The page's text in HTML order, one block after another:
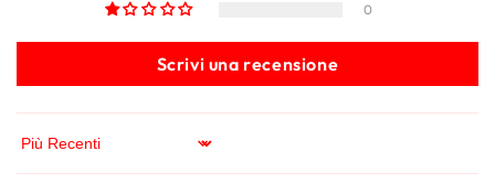
0
Scrivi una recensione
Sort by